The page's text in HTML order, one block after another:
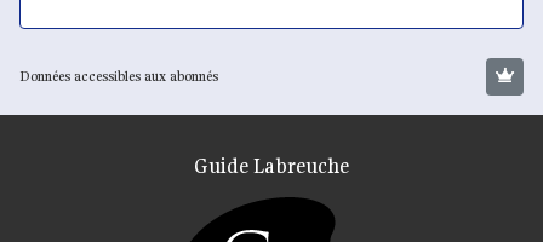
Données accessibles aux abonnés
Guide Labreuche